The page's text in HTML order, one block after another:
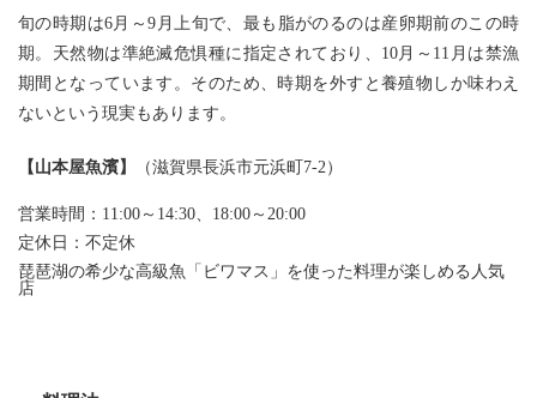
旬の時期は6月～9月上旬で、最も脂がのるのは産卵期前のこの時
期。天然物は準絶滅危惧種に指定されており、10月～11月は禁漁
期間となっています。そのため、時期を外すと養殖物しか味わえ
ないという現実もあります。
【 山本屋魚濱】 （滋賀県長浜市元浜町7-2）
営業時間：11:00～14:30、18:00～20:00
定休日：不定休
琵琶湖の希少な高級魚「ビワマス」を使った料理が楽しめる人気
店